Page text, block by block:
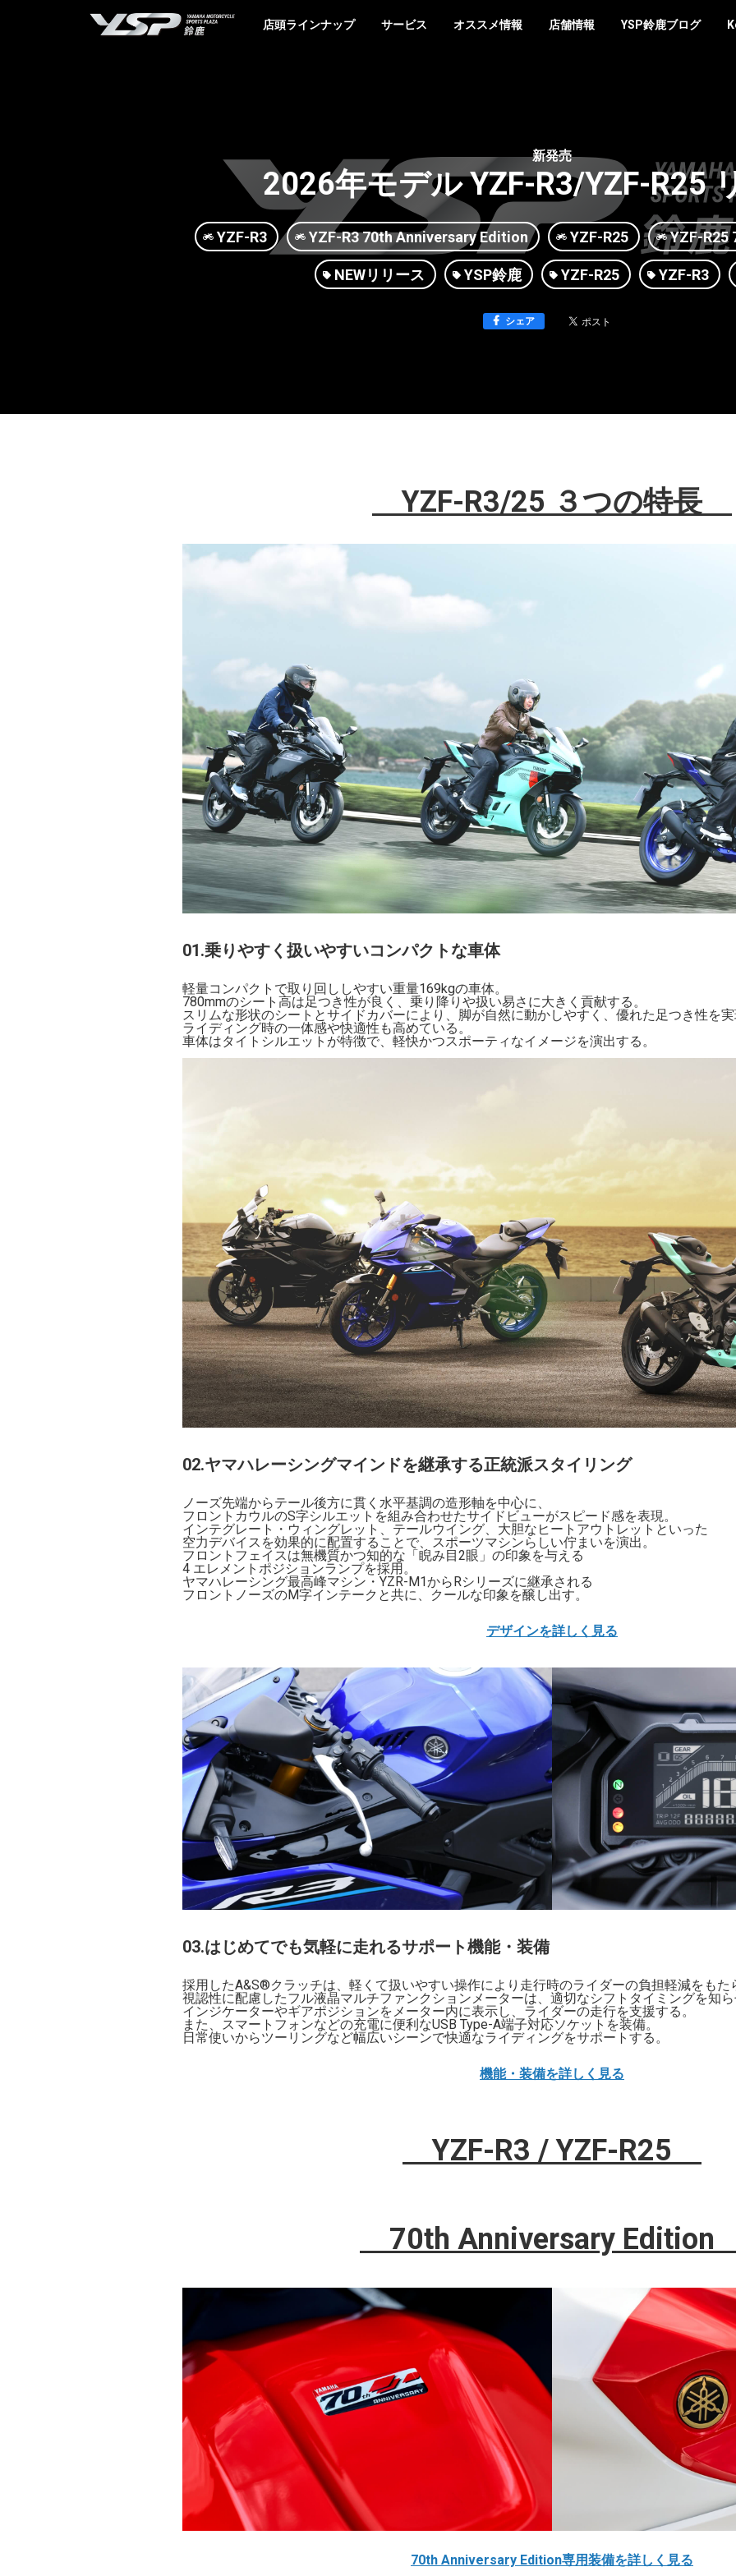
YSP鈴鹿店頭ラインナップ サービス オススメ情報 店舗情報 YSP鈴鹿ブログ
新発売
2026年モデル YZF-R3/YZF-R25
YZF-R3 YZF-R3 70th Anniversary Edition YZF-R25 YZF-R25
NEWリリース YSP鈴鹿 YZF-R25 YZF-R3
シェア
YZF-R3/25 ３つの特長
01.乗りやすく扱いやすいコンパクトな車体
軽量コンパクトで取り回ししやすい重量169kgの車体。
780mmのシート高は足つき性が良く、乗り降りや扱い易さに大きく貢献する。
スリムな形状のシートとサイドカバーにより、脚が自然に動かしやすく、優れた足つき性を
ライディング時の一体感や快適性も高めている。
車体はタイトシルエットが特徴で、軽快かつスポーティなイメージを演出する。
02.ヤマハレーシングマインドを継承する正統派スタイリング
ノーズ先端からテール後方に貫く水平基調の造形軸を中心に、
フロントカウルのS字シルエットを組み合わせたサイドビューがスピード感を表現。
インテグレート・ウィングレット、テールウイング、大胆なヒートアウトレットといった
空力デバイスを効果的に配置することで、スポーツマシンらしい佇まいを演出。
フロントフェイスは無機質かつ知的な「睨み目2眼」の印象を与える
4 エレメントポジションランプを採用。
ヤマハレーシング最高峰マシン・YZR-M1からRシリーズに継承される
フロントノーズのM字インテークと共に、クールな印象を醸し出す。
デザインを詳しく見る
03.はじめてでも気軽に走れるサポート機能・装備
採用したA&S®クラッチは、軽くて扱いやすい操作により走行時のライダーの負担軽減をもた
視認性に配慮したフル液晶マルチファンクションメーターは、適切なシフトタイミングを知
インジケーターやギアポジションをメーター内に表示し、ライダーの走行を支援する。
また、スマートフォンなどの充電に便利なUSB Type-A端子対応ソケットを装備。
日常使いからツーリングなど幅広いシーンで快適なライディングをサポートする。
機能・装備を詳しく見る
YZF-R3 / YZF-R25
70th Anniversary
70th Anniversary Edition専用装備を詳しく見る